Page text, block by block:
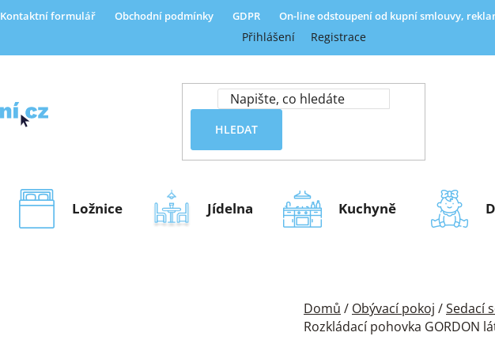
Kontaktní formulář Obchodní podmínky GDPR On-line odstoupení od kupní smlouvy,
Přihlášení Registrace
HLEDAT
Ložnice Jídelna Kuchyně
Domů / Obývací pokoj /Sedací
Rozkládací pohovka GORDON